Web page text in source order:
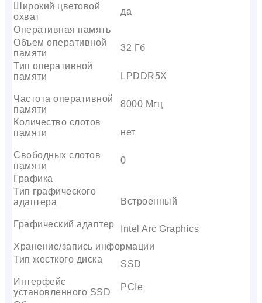
Широкий цветовой
охват
да
Оперативная память
Объем оперативной
памяти
32 Гб
Тип оперативной
памяти
LPDDR5X
Частота оперативной
памяти
8000 Мгц
Количество слотов
памяти
нет
Свободных слотов
памяти
0
Графика
Тип графического
адаптера
Встроенный
Графический адаптер
Intel Arc Graphics
Хранение/запись информации
Тип жесткого диска
SSD
Интерфейс
установленного SSD
PCIe